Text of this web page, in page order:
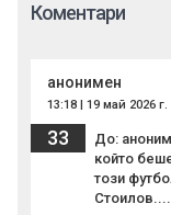
Коментари
анонимен
13:18 | 19 май 2026 г.
33
До:
който
този